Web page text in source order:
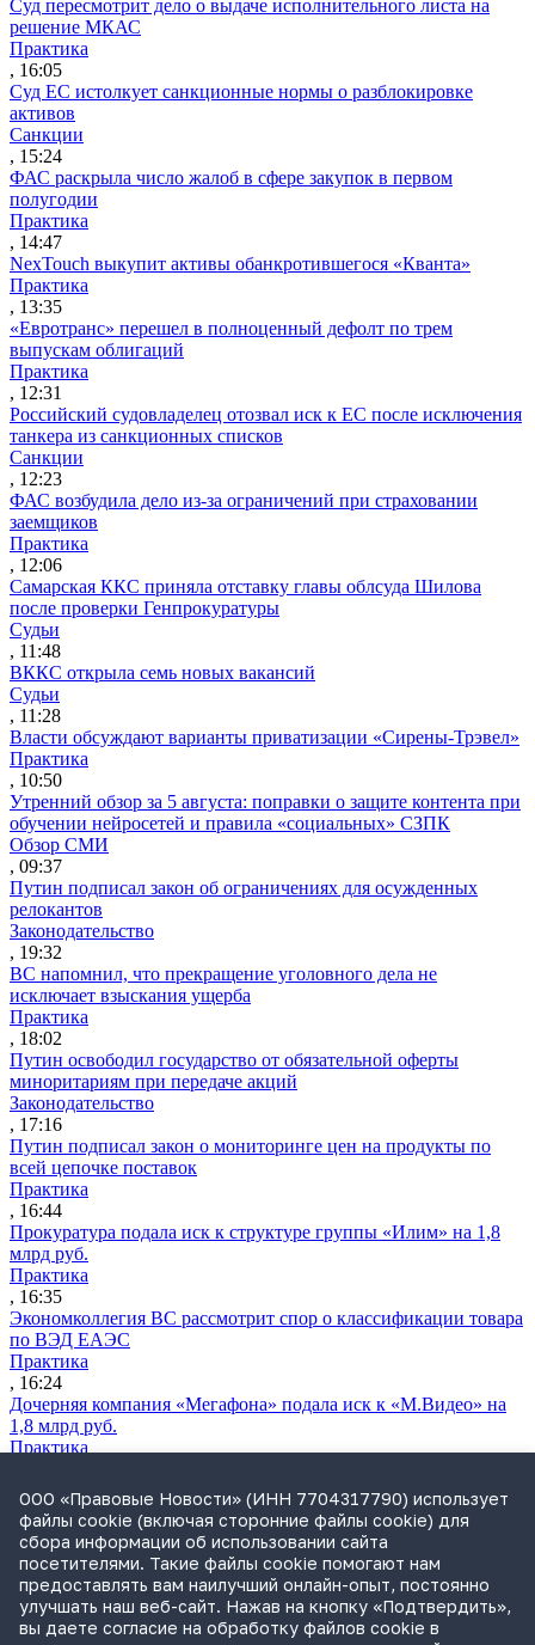
Суд пересмотрит дело о выдаче исполнительного листа на
решение МКАС
Практика
, 16:05
Суд ЕС истолкует санкционные нормы о разблокировке
активов
Санкции
, 15:24
ФАС раскрыла число жалоб в сфере закупок в первом
полугодии
Практика
, 14:47
NexTouch выкупит активы обанкротившегося «Кванта»
Практика
, 13:35
«Евротранс» перешел в полноценный дефолт по трем
выпускам облигаций
Практика
, 12:31
Российский судовладелец отозвал иск к ЕС после исключения
танкера из санкционных списков
Санкции
, 12:23
ФАС возбудила дело из-за ограничений при страховании
заемщиков
Практика
, 12:06
Самарская ККС приняла отставку главы облсуда Шилова
после проверки Генпрокуратуры
Судьи
, 11:48
ВККС открыла семь новых вакансий
Судьи
, 11:28
Власти обсуждают варианты приватизации «Сирены-Трэвел»
Практика
, 10:50
Утренний обзор за 5 августа: поправки о защите контента при
обучении нейросетей и правила «социальных» СЗПК
Обзор СМИ
, 09:37
Путин подписал закон об ограничениях для осужденных
релокантов
Законодательство
, 19:32
ВС напомнил, что прекращение уголовного дела не
исключает взыскания ущерба
Практика
, 18:02
Путин освободил государство от обязательной оферты
миноритариям при передаче акций
Законодательство
, 17:16
Путин подписал закон о мониторинге цен на продукты по
всей цепочке поставок
Практика
, 16:44
Прокуратура подала иск к структуре группы «Илим» на 1,8
млрд руб.
Практика
, 16:35
Экономколлегия ВС рассмотрит спор о классификации товара
по ВЭД ЕАЭС
Практика
, 16:24
Дочерняя компания «Мегафона» подала иск к «М.Видео» на
1,8 млрд руб.
Практика
СИП проверит отмену патента на систему управления
устройствами после возражений «Яндекса»
Практика
, 15:17
Суды 10 стран рассматривают иски российской «дочки»
Google о возврате дивидендов
Международная практика
, 14:09
ООО «Правовые Новости» (ИНН 7704317790) использует
файлы cookie (включая сторонние файлы cookie) для
сбора информации об использовании сайта
посетителями. Такие файлы cookie помогают нам
предоставлять вам наилучший онлайн-опыт, постоянно
улучшать наш веб-сайт. Нажав на кнопку «Подтвердить»,
вы даете согласие на обработку файлов cookie в